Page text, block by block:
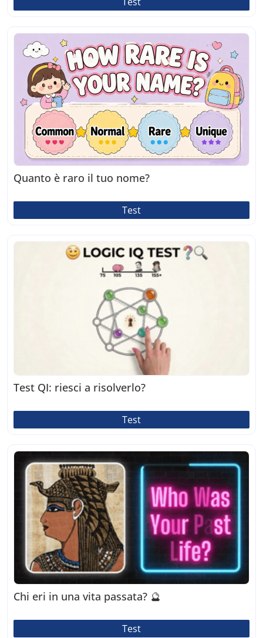
Quanto è raro il tuo nome?
Test
Test QI: riesci a risolverlo?
Test
Chi eri in una vita passata? 🔮
Test